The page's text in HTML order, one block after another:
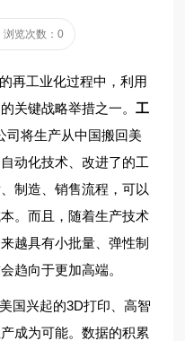
浏览次数：0
工业化过程中，利用
关键战略举措之一。工
司将生产从中国搬回美
动化技术、改进了的工
制造、销售流程，可以
。而且，随着生产技术
越具有小批量、弹性制
趋向于更加高端。
兴起的3D打印、高智
成为可能。数据的积累